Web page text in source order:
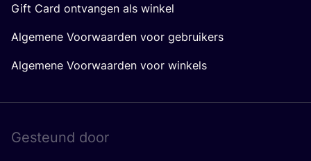
Gift Card ontvangen als winkel
Algemene Voorwaarden voor gebruikers
Algemene Voorwaarden voor winkels
Gesteund door